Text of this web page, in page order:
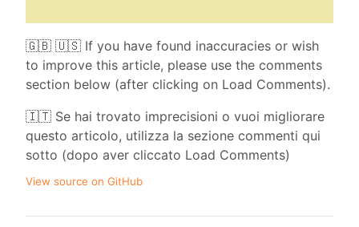
🇬🇧 🇺🇸 If you have found inaccuracies or wish
to improve this article, please use the comments
section below (after clicking on Load Comments).
🇮🇹 Se hai trovato imprecisioni o vuoi migliorare
questo articolo, utilizza la sezione commenti qui
sotto (dopo aver cliccato Load Comments)
View source on GitHub